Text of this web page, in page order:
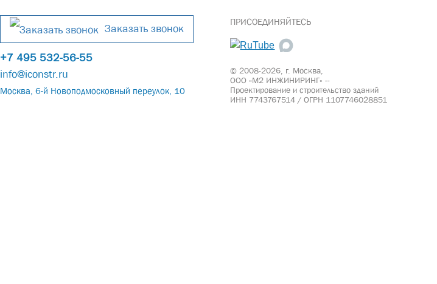
Заказать звонок
+7 495 532-56-55
info@iconstr.ru
Москва, 6-й Новоподмосковный переулок, 10
ПРИСОЕДИНЯЙТЕСЬ
© 2008-2026, г. Москва,
ООО «М2 ИНЖИНИРИНГ» --
Проектирование и строительство зданий
ИНН 7743767514 / ОГРН 1107746028851